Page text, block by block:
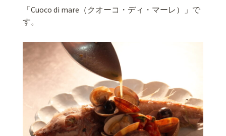
「Cuoco di mare（クオーコ・ディ・マーレ）」で
す。